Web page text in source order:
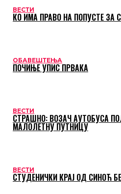
ВЕСТИ
КО ИМА ПРАВО НА ПОПУСТЕ ЗА
ОБАВЕШТЕЊА
ПОЧИЊЕ УПИС ПРВАКА
ВЕСТИ
СТРАШНО: ВОЗАЧ АУТОБУСА
МАЛОЛЕТНУ ПУТНИЦУ
ВЕСТИ
СТУДЕНИЧКИ КРАЈ ОД СИНОЋ